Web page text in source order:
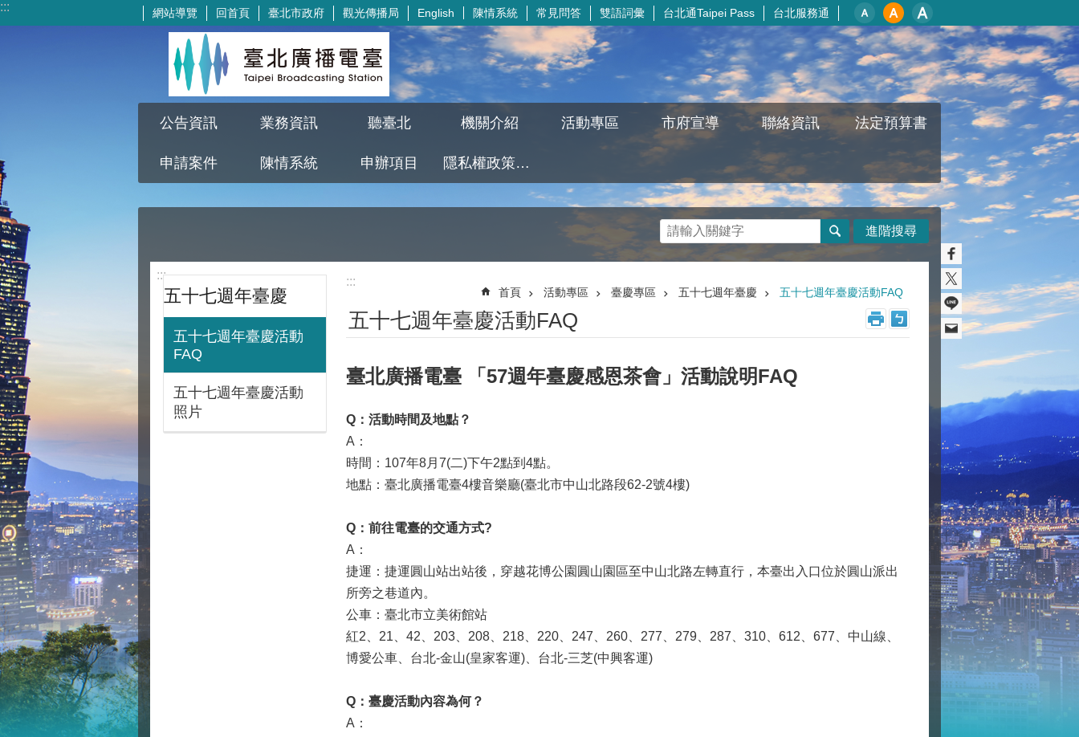
跳到主要內容區塊
::: 網站導覽 回首頁 臺北市政府 觀光傳播局 English 陳情系統 常見問答 雙語詞彙 台北通Taipei Pass 台北服務通
公告資訊 業務資訊 聽臺北 機關介紹 活動專區 市府宣導 聯絡資訊 法定預算書
申請案件 陳情系統 申辦項目 隱私權政策及資訊安全政策
進階搜尋
:::
五十七週年臺慶
五十七週年臺慶活動
FAQ
五十七週年臺慶活動
照片
:::
首頁 活動專區 臺慶專區 五十七週年臺慶 五十七週年臺慶活動FAQ
五十七週年臺慶活動FAQ
臺北廣播電臺 「57週年臺慶感恩茶會」活動說明FAQ
Q ：活動時間及地點？
A：
時間：107年8月7(二)下午2點到4點。
地點：臺北廣播電臺4樓音樂廳(臺北市中山北路段62-2號4樓)
Q ：前往電臺的交通方式?
A：
捷運：捷運圓山站出站後，穿越花博公園圓山園區至中山北路左轉直行，本臺出入口位於圓山派出
所旁之巷道內。
公車：臺北市立美術館站
紅2、21、42、203、208、218、220、247、260、277、279、287、310、612、677、中山線、
博愛公車、台北-金山(皇家客運)、台北-三芝(中興客運)
Q ：臺慶活動內容為何？
A：